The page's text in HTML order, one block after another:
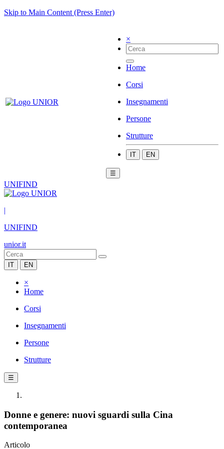
Skip to Main Content (Press Enter)
×
Home
Corsi
Insegnamenti
Persone
Strutture
IT EN
☰
UNIFIND
|
UNIFIND
unior.it
IT EN
×
Home
Corsi
Insegnamenti
Persone
Strutture
☰
Donne e genere: nuovi sguardi sulla Cina
contemporanea
Articolo